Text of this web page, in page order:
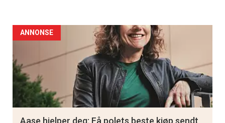
ANNONSE
Aase hjelper deg: Få polets beste kjøp sendt